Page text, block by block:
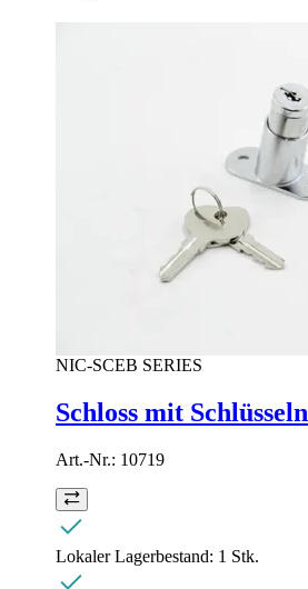
NIC-SCEB SERIES
Schloss mit Schlüsseln
Art.-Nr.: 10719
Lokaler Lagerbestand: 1 Stk.